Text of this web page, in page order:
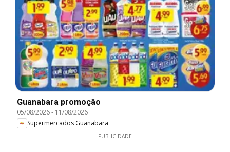
Guanabara promoção
05/08/2026- 11/08/2026
Supermercados Guanabara
PUBLICIDADE